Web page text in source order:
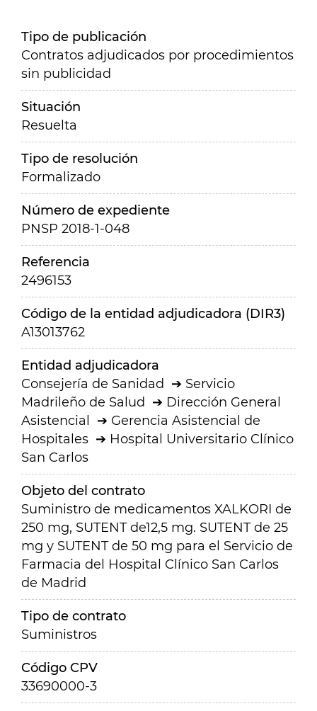
Tipo de publicación
Contratos adjudicados por procedimientos
sin publicidad
Situación
Resuelta
Tipo de resolución
Formalizado
Número de expediente
PNSP 2018-1-048
Referencia
2496153
Código de la entidad adjudicadora (DIR3)
A13013762
Entidad adjudicadora
Consejería de Sanidad
Servicio
Madrileño de Salud
Dirección General
Asistencial
Gerencia Asistencial de
Hospitales
Hospital Universitario Clínico
San Carlos
Objeto del contrato
Suministro de medicamentos XALKORI de
250 mg, SUTENT de12,5 mg. SUTENT de 25
mg y SUTENT de 50 mg para el Servicio de
Farmacia del Hospital Clínico San Carlos
de Madrid
Tipo de contrato
Suministros
Código CPV
33690000-3